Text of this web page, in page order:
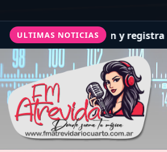
ULTIMAS NOTICIAS
ejecución y registra un avance